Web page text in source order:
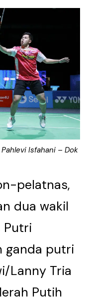
Isfahani – Dok
pelatnas,
dua wakil
Putri
ganda putri
Lanny Tria
Putih